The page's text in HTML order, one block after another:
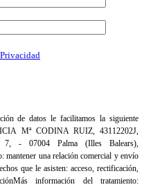
de datos le facilitamos la siguiente
Mª CODINA RUIZ, 43112202J,
7, - 07004 Palma (Illes Balears),
mantener una relación comercial y envío
que le asisten: acceso, rectificación,
Más información del tratamiento: